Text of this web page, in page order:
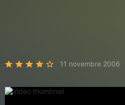
11 novembre 2006